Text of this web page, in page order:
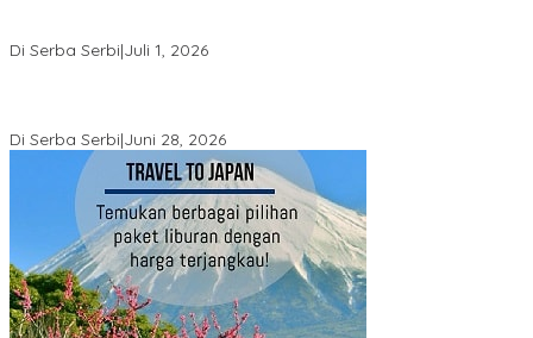
Di Serba Serbi|Juli 1, 2026
Di Serba Serbi|Juni 28, 2026